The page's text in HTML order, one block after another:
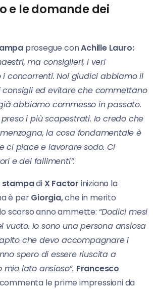
e le domande dei
prosegue conAchille Lauro:
ma consiglieri, i veri
concorrenti. Noi giudici abbiamo il
ed evitare che commettano
abbiamo commesso in passato.
preso i più scapestrati. Io credo che
la cosa fondamentale è
ci piace e lavorare sodo. Ci
e dei fallimenti”.
stampadi X Factor iniziano la
è perGiorgia,che in merito
scorso anno ammette: “Dodici mesi
vuoto. Io sono una persona ansiosa
che devo accompagnare i
spero di essere riuscita a
lato ansioso”. Francesco
le prime impressioni da